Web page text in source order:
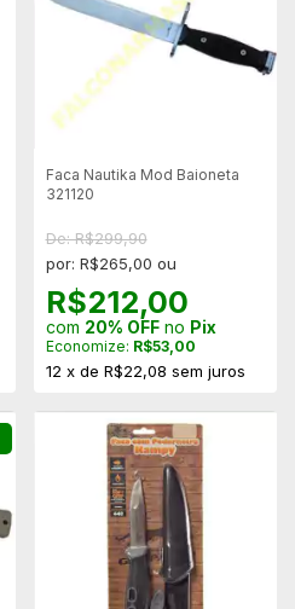
Faca Nautika Mod Baioneta
321120
De: R$299,90
por: R$265,00 ou
R$212,00
com 20% OFFno Pix
Economize: R$53,00
12 x de R$22,08 sem juros